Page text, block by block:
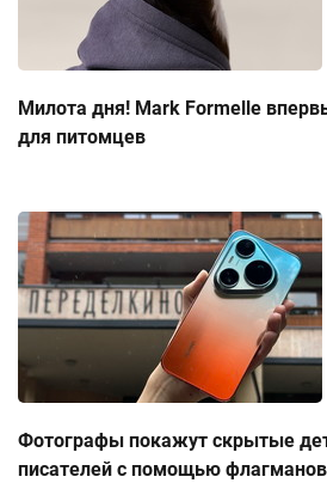
Милота дня! Mark Formelle
для питомцев
Фотографы покажут скрытые
писателей с помощью флагманов